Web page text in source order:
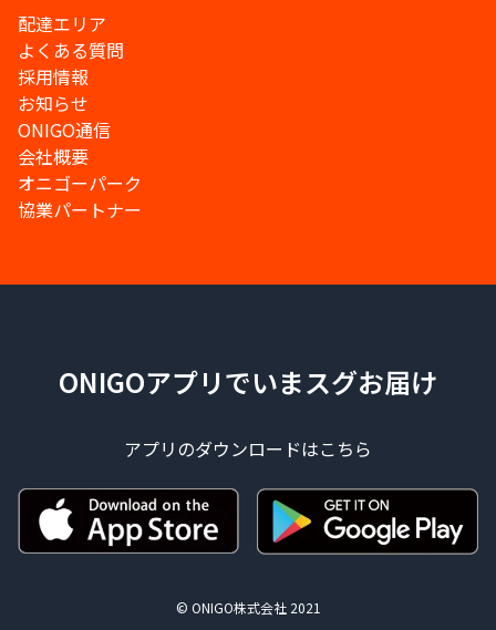
配達エリア
よくある質問
採用情報
お知らせ
ONIGO通信
会社概要
オニゴーパーク
協業パートナー
ONIGOアプリでいまスグお届け
アプリのダウンロードはこちら
© ONIGO株式会社 2021